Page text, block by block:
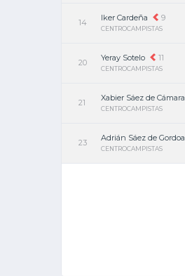
14 Iker Cardeña 9
CENTROCAMPISTAS
20 Yeray Sotelo 11
CENTROCAMPISTAS
21 Xabier Sáez de Cámara
CENTROCAMPISTAS
23 Adrián Sáez de Gordoa
CENTROCAMPISTAS